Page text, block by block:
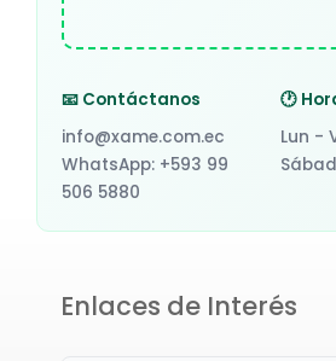
📧 Contáctanos
info@xame.com.ec
WhatsApp: +593 99
506 5880
🕐
Lun -
Enlaces de Interés